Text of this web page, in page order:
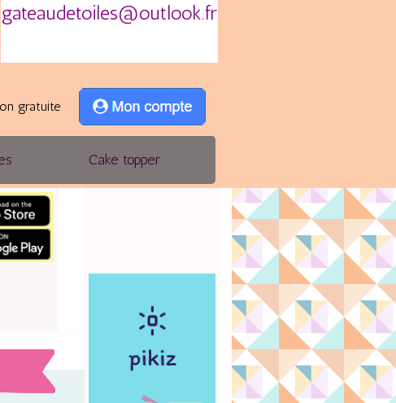
gateaudetoiles@outlook.fr
gratuite
Cake topper